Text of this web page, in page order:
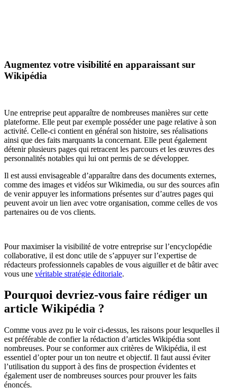
Augmentez votre visibilité en apparaissant sur
Wikipédia
Une entreprise peut apparaître de nombreuses manières sur cette
plateforme. Elle peut par exemple posséder une page relative à son
activité. Celle-ci contient en général son histoire, ses réalisations
ainsi que des faits marquants la concernant. Elle peut également
détenir plusieurs pages qui retracent les parcours et les œuvres des
personnalités notables qui lui ont permis de se développer.
Il est aussi envisageable d’apparaître dans des documents externes,
comme des images et vidéos sur Wikimedia, ou sur des sources afin
de venir appuyer les informations présentes sur d’autres pages qui
peuvent avoir un lien avec votre organisation, comme celles de vos
partenaires ou de vos clients.
Pour maximiser la visibilité de votre entreprise sur l’encyclopédie
collaborative, il est donc utile de s’appuyer sur l’expertise de
rédacteurs professionnels capables de vous aiguiller et de bâtir avec
vous une véritable stratégie éditoriale.
Pourquoi devriez-vous faire rédiger un
article Wikipédia ?
Comme vous avez pu le voir ci-dessus, les raisons pour lesquelles il
est préférable de confier la rédaction d’articles Wikipédia sont
nombreuses. Pour se conformer aux critères de Wikipédia, il est
essentiel d’opter pour un ton neutre et objectif. Il faut aussi éviter
l’utilisation du support à des fins de prospection évidentes et
également user de nombreuses sources pour prouver les faits
énoncés.